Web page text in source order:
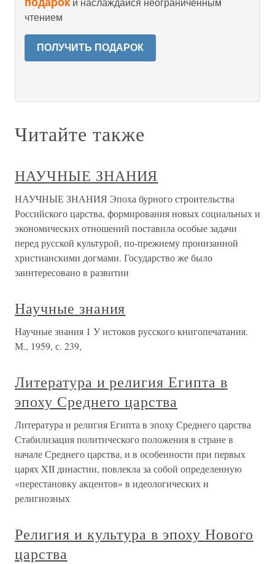
подарок и наслаждайся неограниченным
чтением
ПОЛУЧИТЬ ПОДАРОК
Читайте также
НАУЧНЫЕ ЗНАНИЯ
НАУЧНЫЕ ЗНАНИЯ Эпоха бурного строительства
Российского царства, формирования новых социальных и
экономических отношений поставила особые задачи
перед русской культурой, по-прежнему пронизанной
христианскими догмами. Государство же было
заинтересовано в развитии
Научные знания
Научные знания 1 У истоков русского книгопечатания.
М., 1959, с. 239,
Литература и религия Египта в
эпоху Среднего царства
Литература и религия Египта в эпоху Среднего царства
Стабилизация политического положения в стране в
начале Среднего царства, и в особенности при первых
царях XII династии, повлекла за собой определенную
«перестановку акцентов» в идеологических и
религиозных
Религия и культура в эпоху Нового
царства